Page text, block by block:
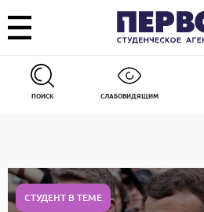
ПОИСК СЛАБОВИДЯЩИМ
СТУДЕНТ В ТЕМЕ